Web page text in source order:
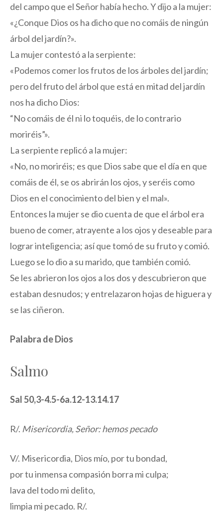
del campo que el Señor había hecho. Y dijo a la mujer:
«¿Conque Dios os ha dicho que no comáis de ningún
árbol del jardín?».
La mujer contestó a la serpiente:
«Podemos comer los frutos de los árboles del jardín;
pero del fruto del árbol que está en mitad del jardín
nos ha dicho Dios:
“No comáis de él ni lo toquéis, de lo contrario
moriréis”».
La serpiente replicó a la mujer:
«No, no moriréis; es que Dios sabe que el día en que
comáis de él, se os abrirán los ojos, y seréis como
Dios en el conocimiento del bien y el mal».
Entonces la mujer se dio cuenta de que el árbol era
bueno de comer, atrayente a los ojos y deseable para
lograr inteligencia; así que tomó de su fruto y comió.
Luego se lo dio a su marido, que también comió.
Se les abrieron los ojos a los dos y descubrieron que
estaban desnudos; y entrelazaron hojas de higuera y
se las ciñeron.
Palabra de Dios
Salmo
Sal 50,3-4.5-6a.12-13.14.17
R/. Misericordia, Señor: hemos pecado
V/. Misericordia, Dios mío, por tu bondad,
por tu inmensa compasión borra mi culpa;
lava del todo mi delito,
limpia mi pecado. R/.